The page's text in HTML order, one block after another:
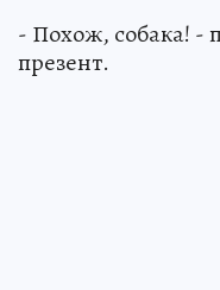
- Похож, собака! -
презент.